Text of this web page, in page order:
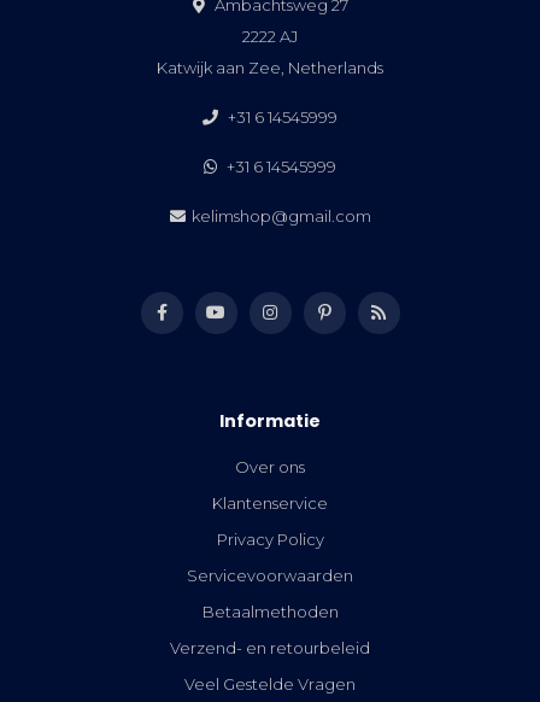
Ambachtsweg 27
2222 AJ
Katwijk aan Zee, Netherlands
+31 6 14545999
+31 6 14545999
kelimshop@gmail.com
Informatie
Over ons
Klantenservice
Privacy Policy
Servicevoorwaarden
Betaalmethoden
Verzend- en retourbeleid
Veel Gestelde Vragen